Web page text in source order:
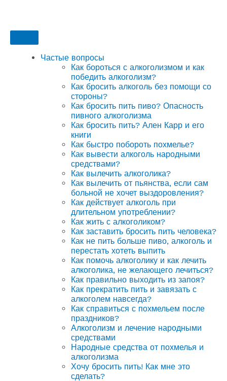
Частые вопросы
Как бороться с алкоголизмом и как
победить алкоголизм?
Как бросить алкоголь без помощи со
стороны?
Как бросить пить пиво? Опасность
пивного алкоголизма
Как бросить пить? Ален Карр и его
книги
Как быстро побороть похмелье?
Как вывести алкоголь народными
средствами?
Как вылечить алкоголика?
Как вылечить от пьянства, если сам
больной не хочет выздоровления?
Как действует алкоголь при
длительном употреблении?
Как жить с алкоголиком?
Как заставить бросить пить человека?
Как не пить больше пиво, алкоголь и
перестать хотеть выпить
Как помочь алкоголику и как лечить
алкоголика, не желающего лечиться?
Как правильно выходить из запоя?
Как прекратить пить и завязать с
алкоголем навсегда?
Как справиться с похмельем после
праздников?
Алкоголизм и лечение народными
средствами
Народные средства от похмелья и
алкоголизма
Хочу бросить пить! Как мне это
сделать?